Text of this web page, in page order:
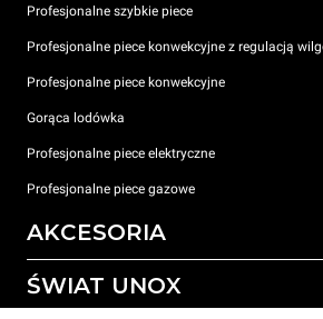
Profesjonalne szybkie piece
Profesjonalne piece konwekcyjne z regulacją
Profesjonalne piece konwekcyjne
Gorąca lodówka
Profesjonalne piece elektryczne
Profesjonalne piece gazowe
AKCESORIA
Wszystkie akcesoria
ŚWIAT UNOX